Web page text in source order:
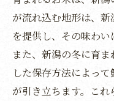
が流れ込む地形は、
を提供し、その味わい
また、新潟の冬に育
した保存方法によっ
が引き立ちます。こ